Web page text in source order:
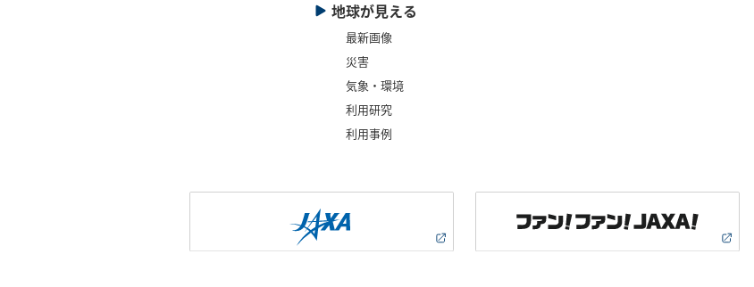
地球が見える
最新画像
災害
気象・環境
利用研究
利用事例